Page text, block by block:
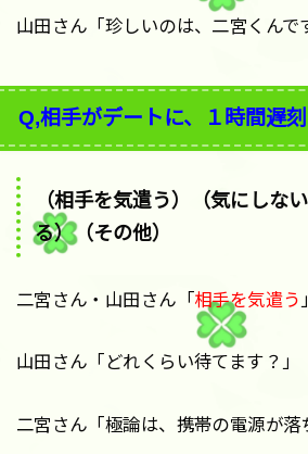
山田さん「珍しいのは、二宮くんで
Q,相手がデートに、１時間遅
（相手を気遣う）（気にしな
る）（その他）
二宮さん・山田さん「相手を気遣う 」
山田さん「どれくらい待てます？」
二宮さん「極論は、携帯の電源が落